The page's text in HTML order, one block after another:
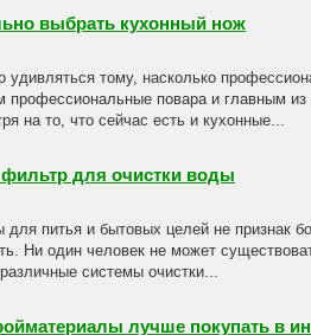
выбрать кухонный нож
удивляться тому, насколько
профессиональные повара и главным
на то, что сейчас есть и кухонные...
для очистки воды
для питья и бытовых целей не признак
Ни один человек не может
системы очистки...
лучше покупать в